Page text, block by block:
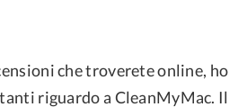
che troverete online, ho
riguardo a CleanMyMac. Il